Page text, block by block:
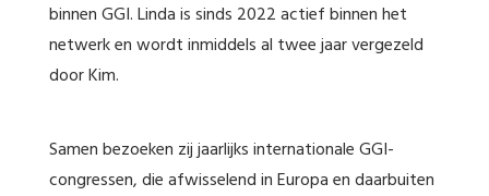
binnen GGI. Linda is sinds 2022 actief binnen het
netwerk en wordt inmiddels al twee jaar vergezeld
door Kim.
Samen bezoeken zij jaarlijks internationale GGI-
congressen, die afwisselend in Europa en daarbuiten